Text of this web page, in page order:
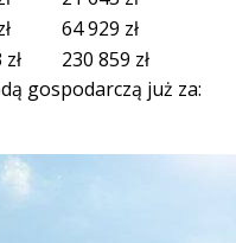
64 929 zł
zł 230 859 zł
gospodarczą już za: